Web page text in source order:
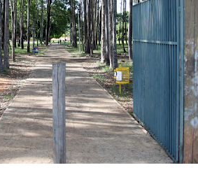
quase 50 escorpiões em boca
após ser vítima de agressão em
tem prisão preventiva
surge como uma nova força e
campanha para atualizar vacinação